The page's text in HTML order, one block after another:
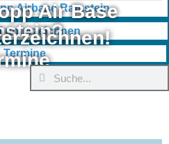
Air Base